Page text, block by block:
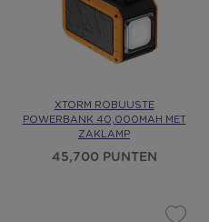
XTORM ROBUUSTE
POWERBANK 40,000MAH MET
ZAKLAMP
45,700 PUNTEN